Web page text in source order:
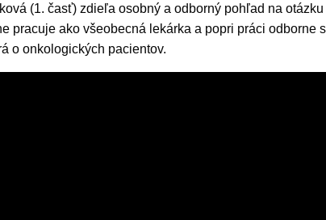
(1. časť) zdieľa osobný a odborný pohľad na
pracuje ako všeobecná lekárka a popri práci odborne
o onkologických pacientov.